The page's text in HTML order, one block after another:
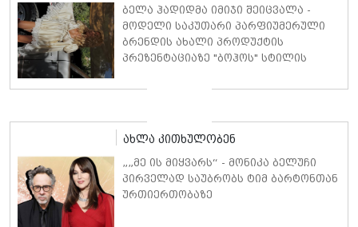
პოლ უოკერის ქალიშვილს ემოციური
სიტყვებით მიმართავს
ბელა ჰადიდმა იმიჯი შეიცვალა -
მოდელი საკუთარი პარფიუმერული
ბრენდის ახალი პროდუქტის
პრეზენტაციაზე "ბოჰოს" სტილის
მინიკაბით გამოჩნდა
ახლა კითხულობენ
„„მე ის მიყვარს“ - მონიკა ბელუჩი
პირველად საუბრობს ტიმ ბარტონთან
ურთიერთობაზე